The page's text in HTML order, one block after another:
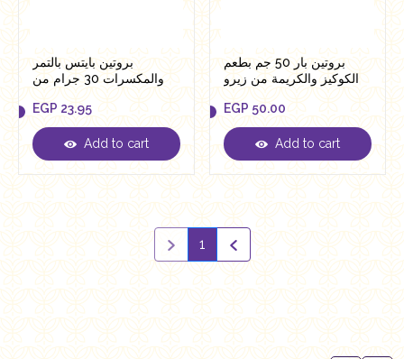
بروتين بايتس بالتمر
والمكسرات 30 جرام من
زيرو تارجت
EGP 23.95
EGP 23.95
Add to cart
بروتين بار 50 جم بطعم
الكوكيز والكريمة من زيرو
EGP 50.00
EGP 50.00
Add to cart
1